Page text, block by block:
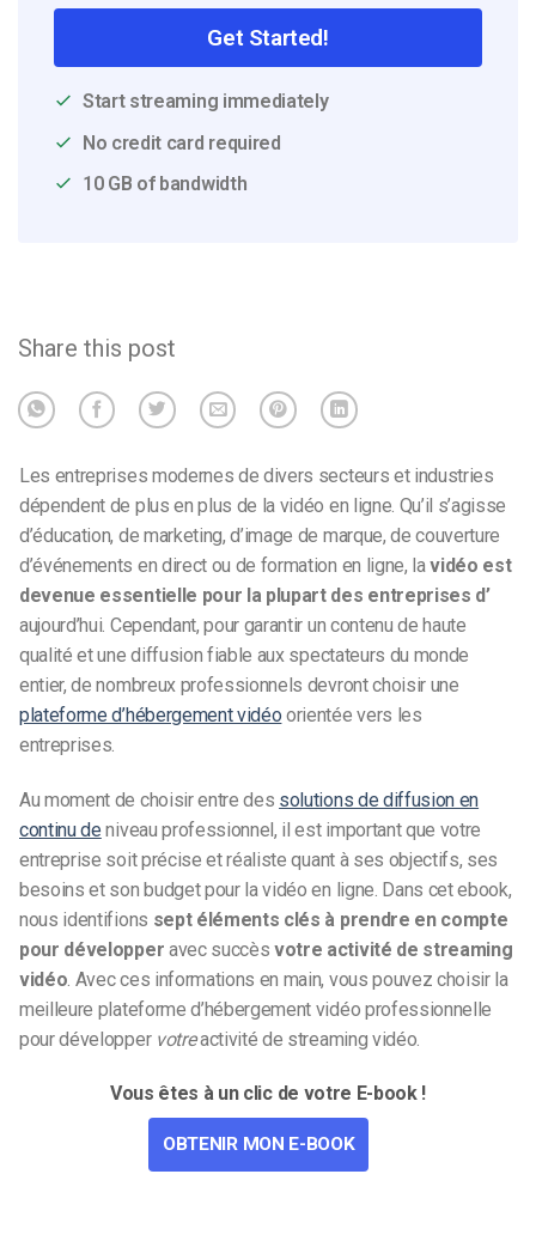
Get Started!
Start streaming immediately
No credit card required
10 GB of bandwidth
Share this post
Les entreprises modernes de divers secteurs et industries
dépendent de plus en plus de la vidéo en ligne. Qu’il s’agisse
d’éducation, de marketing, d’image de marque, de couverture
d’événements en direct ou de formation en ligne, lavidéo est
devenue essentielle pour la plupart des entreprises d’
aujourd’hui. Cependant, pour garantir un contenu de haute
qualité et une diffusion fiable aux spectateurs du monde
entier, de nombreux professionnels devront choisir une
plateforme d’hébergement vidéo orientée vers les
entreprises.
Au moment de choisir entre des solutions de diffusion en
continu de niveau professionnel, il est important que votre
entreprise soit précise et réaliste quant à ses objectifs, ses
besoins et son budget pour la vidéo en ligne. Dans cet ebook,
nous identifions sept éléments clés à prendre en compte
pour développer avec succèsvotre activité de streaming
vidéo . Avec ces informations en main, vous pouvez choisir la
meilleure plateforme d’hébergement vidéo professionnelle
pour développer votreactivité de streaming vidéo.
Vous êtes à un clic de votre E-book !
OBTENIR MON E-BOOK